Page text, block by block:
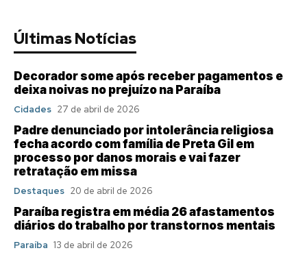
Últimas Notícias
Decorador some após receber pagamentos e
deixa noivas no prejuízo na Paraíba
Cidades 27 de abril de 2026
Padre denunciado por intolerância religiosa
fecha acordo com família de Preta Gil em
processo por danos morais e vai fazer
retratação em missa
Destaques 20 de abril de 2026
Paraíba registra em média 26 afastamentos
diários do trabalho por transtornos mentais
Paraíba 13 de abril de 2026